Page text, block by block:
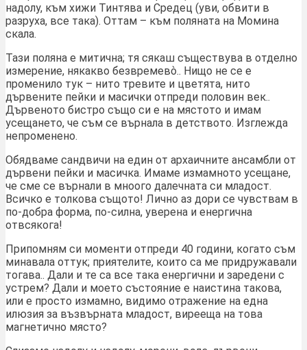
надолу, към хижи Тинтява и Средец (уви, обвити в
разруха, все така). Оттам – към поляната на Момина
скала.
Тази поляна е митична; тя сякаш съществува в отделно
измерение, някакво безвремево̀.. Нищо не се е
променило тук – нито тревите и цветята, нито
дървените пейки и масички отпреди половин век..
Дървеното бистро също си е на мястото и имам
усещането, че съм се върнала в детството. Изглежда
непроменено.
Обядваме сандвичи на един от архаичните ансамбли от
дървени пейки и масичка. Имаме измамното усещане,
че сме се върнали в мноого далечната си младост.
Всичко е толкова същото! Лично аз дори се чувствам в
по-добра форма, по-силна, уверена и енергична
отвсякога!
Припомням си моменти отпреди 40 години, когато съм
минавала оттук; приятелите, които са ме придружавали
тогава.. Дали и те са все така енергични и заредени с
устрем? Дали и моето състояние е наистина такова,
или е просто измамно, видимо отражение на една
илюзия за възвърната младост, вирееща на това
магнетично място?